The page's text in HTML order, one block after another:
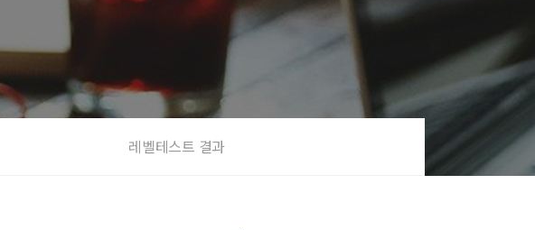
동화
왕초보전용
레벨테스트 결과